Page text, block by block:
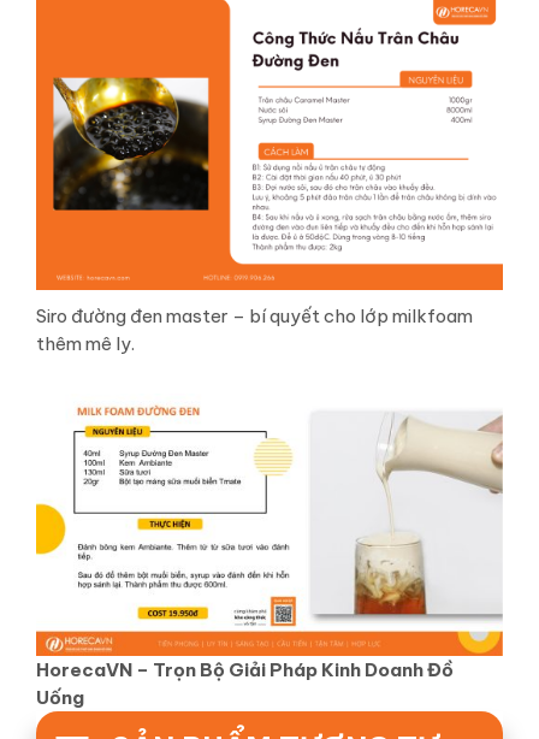
Siro đường đen master – bí quyết cho lớp milkfoam
thêm mê ly.
HorecaVN – Trọn Bộ Giải Pháp Kinh Doanh Đồ
Uống